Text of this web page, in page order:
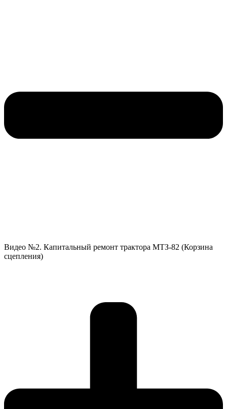
Видео №2. Капитальный ремонт трактора МТЗ-82 (Корзина
сцепления)